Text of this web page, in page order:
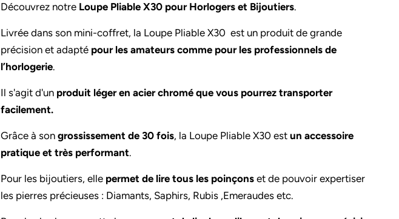
Découvrez notre Loupe Pliable X30 pour Horlogers et Bijoutiers.
Livrée dans son mini-coffret, la Loupe Pliable X30 est un produit de grande
précision et adapté pour les amateurs comme pour les professionnels de
l’horlogerie.
Il s'agit d'un produit léger en acier chromé que vous pourrez transporter
facilement.
Grâce à son grossissement de 30 fois, la Loupe Pliable X30 est un accessoire
pratique et très performant.
Pour les bijoutiers, elle permet de lire tous les poinçons et de pouvoir expertiser
les pierres précieuses : Diamants, Saphirs, Rubis ,Emeraudes etc.